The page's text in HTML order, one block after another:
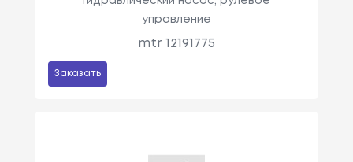
управление
mtr 12191775
Заказать